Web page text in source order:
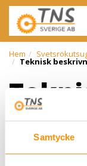
Samtycke
Hem
Teknisk
75